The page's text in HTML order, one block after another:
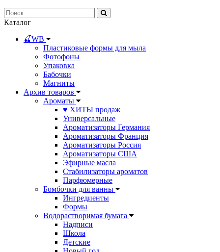
Каталог
🍒WB
Пластиковые формы для мыла
Фотофоны
Упаковка
Бабочки
Магниты
Архив товаров
Ароматы
♥ ХИТЫ продаж
Универсальные
Ароматизаторы Германия
Ароматизаторы Франция
Ароматизаторы Россия
Ароматизаторы США
Эфирные масла
Стабилизаторы ароматов
Парфюмерные
Бомбочки для ванны
Ингредиенты
Формы
Водорастворимая бумага
Надписи
Школа
Детские